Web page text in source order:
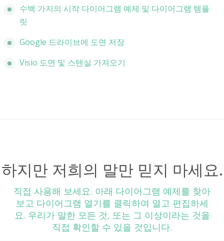
수백 가지의 시작 다이어그램 예제 및 다이어그램 템플
릿
Google 드라이브에 도면 저장
Visio 도면 및 스텐실 가져오기
하지만 저희의 말만 믿지 마세요.
직접 사용해 보세요. 아래 다이어그램 예제를 찾아
보고 다이어그램 열기를 클릭하여 열고 편집하세
요. 우리가 말한 모든 것, 또는 그 이상이라는 것을
직접 확인할 수 있을 것입니다.